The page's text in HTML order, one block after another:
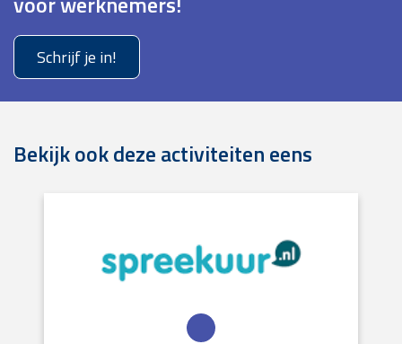
Schrijf je in!
Bekijk ook deze activiteiten eens